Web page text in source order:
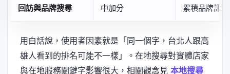
回訪與品牌搜尋 中加分 累積品牌訊號
用白話說，使用者因素就是「同一個字，台北人跟高
雄人看到的排名可能不一樣」。在地搜尋對實體店家
與在地服務關鍵字影響很大，相關觀念見 本地搜尋